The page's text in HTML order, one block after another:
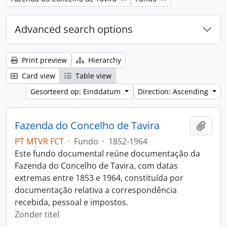
Advanced search options
Print preview
Hierarchy
Card view
Table view
Gesorteerd op: Einddatum
Direction: Ascending
Fazenda do Concelho de Tavira
PT MTVR FCT · Fundo · 1852-1964
Este fundo documental reúne documentação da
Fazenda do Concelho de Tavira, com datas
extremas entre 1853 e 1964, constituída por
documentação relativa a correspondência
recebida, pessoal e impostos.
Zonder titel